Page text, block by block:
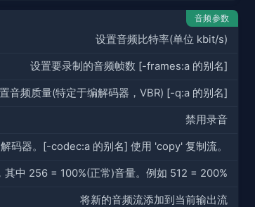
音频参数
设置音频比特率(单位 kbit/s)
设置要录制的音频帧数 [-frames:a 的别名]
音频质量(特定于编解码器，VBR) [-q:a 的别名]
禁用录音
码器。[-codec:a 的别名] 使用 'copy' 复制流。
其中 256 = 100%(正常)音量。例如 512 = 200%
将新的音频流添加到当前输出流